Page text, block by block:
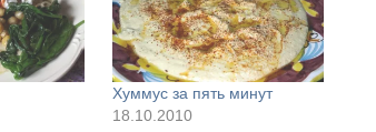
Хуммус за пять минут
18.10.2010